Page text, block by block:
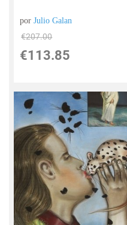
porJulio Galan
€207.00
€113.85